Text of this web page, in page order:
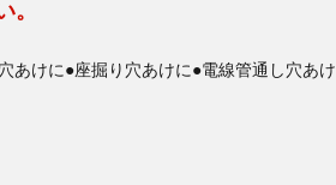
あけに●座掘り穴あけに●電線管通し穴あけ